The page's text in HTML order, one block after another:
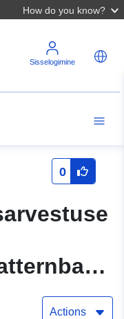
How do you know?
Sisselogimine
0
Actions